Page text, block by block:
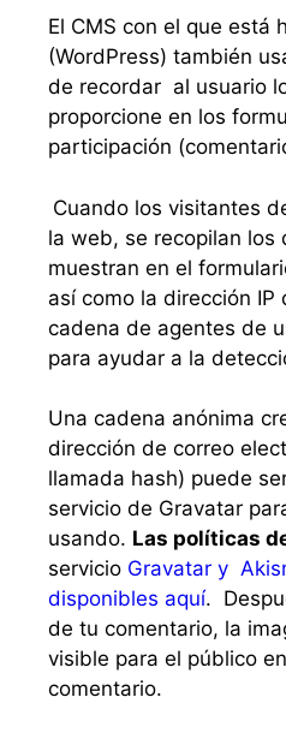
El CMS con el que está
(WordPress) también
de recordar al usuario
proporcione en los
participación
Cuando los visitantes
la web, se recopilan los
muestran en el
así como la dirección IP
cadena de agentes de
para ayudar a la
Una cadena anónima
dirección de correo
llamada hash) puede
servicio de Gravatar
usando. Las políticas
servicio Gravatar y
disponibles aquí.
de tu comentario, la
visible para el público
comentario.